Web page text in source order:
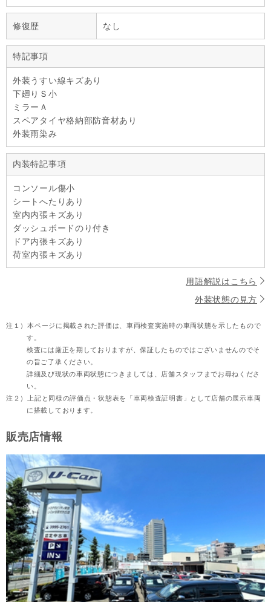
修復歴 なし
特記事項
外装うすい線キズあり
下廻りＳ小
ミラーＡ
スペアタイヤ格納部防音材あり
外装雨染み
内装特記事項
コンソール傷小
シートへたりあり
室内内張キズあり
ダッシュボードのり付き
ドア内張キズあり
荷室内張キズあり
用語解説はこちら
外装状態の見方
注１）本ページに掲載された評価は、車両検査実施時の車両状態を示したもので
す。
検査には厳正を期しておりますが、保証したものではございませんのでそ
の旨ご了承ください。
詳細及び現状の車両状態につきましては、店舗スタッフまでお尋ねくださ
い。
注２）
上記と同様の評価点・状態表を「車両検査証明書」として店舗の展示車両
に搭載しております。
販売店情報